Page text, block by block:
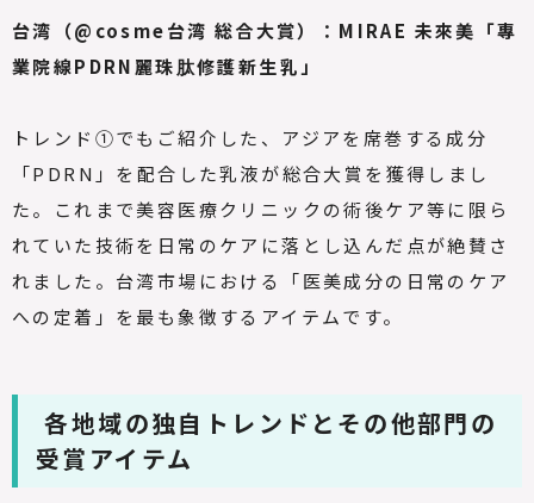
台湾（@cosme台湾 総合大賞）：MIRAE 未來美「專
業院線PDRN麗珠肽修護新生乳」
トレンド①でもご紹介した、アジアを席巻する成分
「PDRN」を配合した乳液が総合大賞を獲得しまし
た。これまで美容医療クリニックの術後ケア等に限ら
れていた技術を日常のケアに落とし込んだ点が絶賛さ
れました。台湾市場における「医美成分の日常のケア
への定着」を最も象徴するアイテムです。
各地域の独自トレンドとその他部門の
受賞アイテム